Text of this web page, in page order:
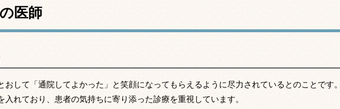
医師
おして「通院してよかった」と笑顔になってもらえるように尽力されているとのことです
入れており、患者の気持ちに寄り添った診療を重視しています。